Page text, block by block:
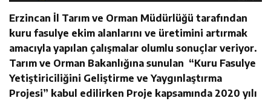
Erzincan İl Tarım ve Orman Müdürlüğü tarafından
kuru fasulye ekim alanlarını ve üretimini artırmak
amacıyla yapılan çalışmalar olumlu sonuçlar veriyor.
Tarım ve Orman Bakanlığına sunulan “Kuru Fasulye
Yetiştiriciliğini Geliştirme ve Yaygınlaştırma
Projesi” kabul edilirken Proje kapsamında 2020 yılı